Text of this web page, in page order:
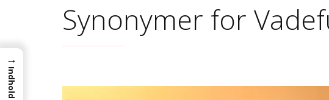
Synonymer for
→
Indhold